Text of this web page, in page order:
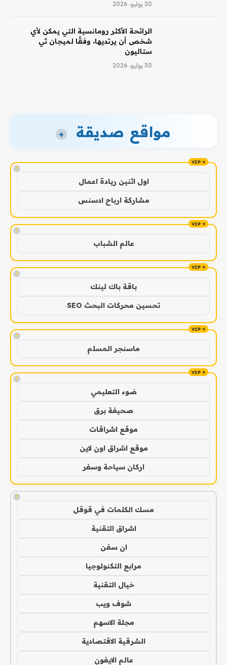
30 يوليو، 2026
الرائحة الأكثر رومانسية التي يمكن لأي
شخص أن يرتديها، وفقًا لميجان ثي
ستاليون
30 يوليو، 2026
مواقع صديقة +
!
اول اثنين ريادة اعمال
مشاركة ارباح ادسنس
!
عالم الشباب
!
باقة باك لينك
تحسين محركات البحث SEO
!
ماسنجر المسلم
!
ضوء التعليمي
صحيفة برق
موقع اشراقات
موقع اشراق اون لاين
اركان سياحة وسفر
!
مسك الكلمات في قوقل
اشراق التقنية
ان سفن
مرابع التكنولوجيا
خيال التقنية
شوف ويب
مجلة الاسهم
الشرقية الاقتصادية
عالم الايفون